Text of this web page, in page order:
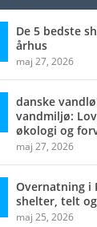
De 5 bedste
århus
maj 27, 2026
danske
vandmiljø:
økologi og
maj 27, 2026
Overnatning i
shelter, telt
maj 25, 2026